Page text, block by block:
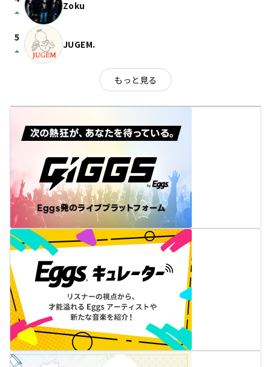
arrow_drop_up Zoku
5
arrow_drop_up JUGEM.
もっと見る